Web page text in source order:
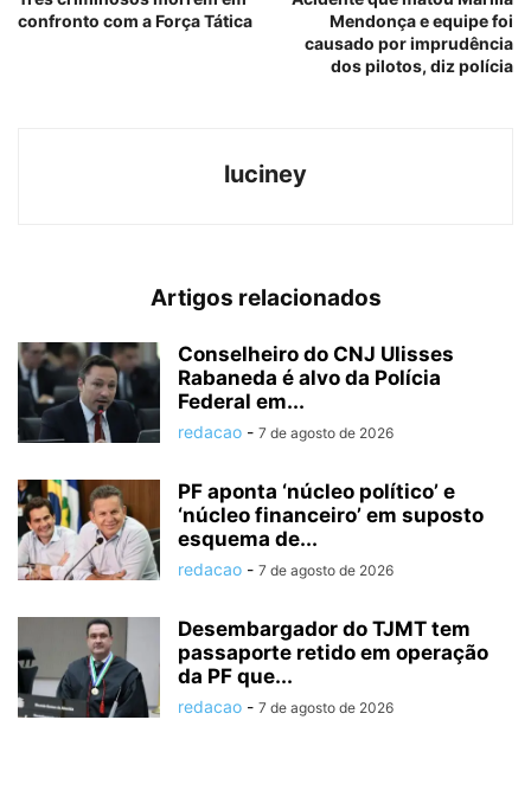
confronto com a Força Tática
Mendonça e equipe foi
causado por imprudência
dos pilotos, diz polícia
luciney
Artigos relacionados
Conselheiro do CNJ Ulisses
Rabaneda é alvo da Polícia
Federal em...
redacao - 7 de agosto de 2026
PF aponta ‘núcleo político’ e
‘núcleo financeiro’ em suposto
esquema de...
redacao - 7 de agosto de 2026
Desembargador do TJMT tem
passaporte retido em operação
da PF que...
redacao - 7 de agosto de 2026